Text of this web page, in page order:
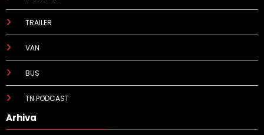
TRAILER
VAN
BUS
TN PODCAST
Arhiva